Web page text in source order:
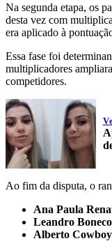
Na segunda etapa, os
desta vez com
era aplicado à
Essa fase foi
multiplicadores
competidores.
Ao fim da disputa, o
Ana Paula
Leandro
Alberto